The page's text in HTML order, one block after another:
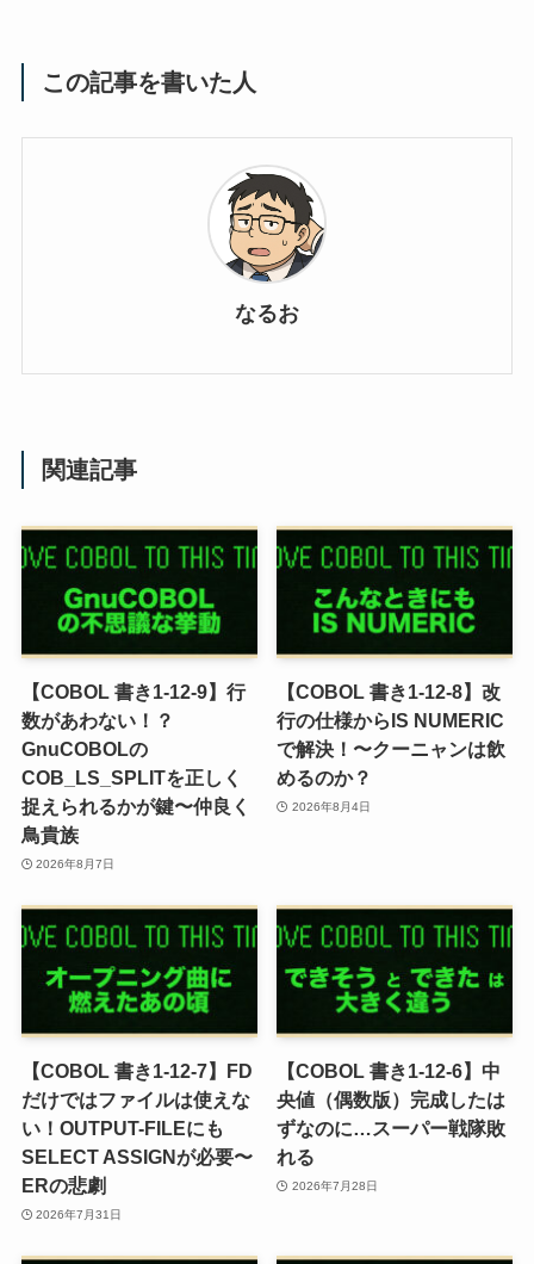
この記事を書いた人
なるお
関連記事
【COBOL 書き1-12-9】行
数があわない！？
GnuCOBOLの
COB_LS_SPLITを正しく
捉えられるかが鍵〜仲良く
鳥貴族
2026年8月7日
【COBOL 書き1-12-8】改
行の仕様からIS NUMERIC
で解決！〜クーニャンは飲
めるのか？
2026年8月4日
【COBOL 書き1-12-7】FD
だけではファイルは使えな
い！OUTPUT-FILEにも
SELECT ASSIGNが必要〜
ERの悲劇
2026年7月31日
【COBOL 書き1-12-6】中
央値（偶数版）完成したは
ずなのに…スーパー戦隊敗
れる
2026年7月28日